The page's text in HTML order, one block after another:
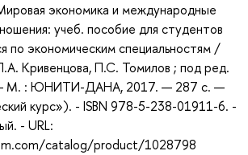
экономика и международные
учеб. пособие для студентов
по экономическим специальностям /
Кривенцова, П.С. Томилов ; под ред.
— М. : ЮНИТИ-ДАНА, 2017. — 287 с. —
курс»). - ISBN 978-5-238-01911-6. -
- URL:
catalog/product/1028798